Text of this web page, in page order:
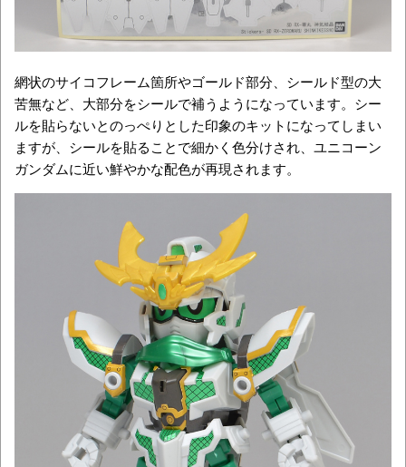
網状のサイコフレーム箇所やゴールド部分、シールド型の大
苦無など、大部分をシールで補うようになっています。シー
ルを貼らないとのっぺりとした印象のキットになってしまい
ますが、シールを貼ることで細かく色分けされ、ユニコーン
ガンダムに近い鮮やかな配色が再現されます。